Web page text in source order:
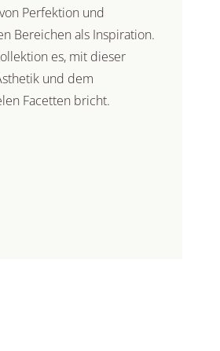
Perfektion und
Bereichen als Inspiration.
es, mit dieser
und dem
Facetten bricht.